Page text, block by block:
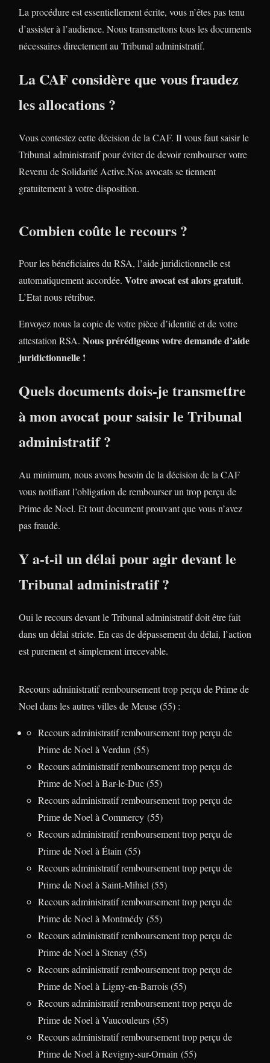
La procédure est essentiellement écrite, vous n’êtes pas tenu
d’assister à l’audience. Nous transmettons tous les documents
nécessaires directement au Tribunal administratif.
La CAF considère que vous fraudez
les allocations ?
Vous contestez cette décision de la CAF. Il vous faut saisir le
Tribunal administratif pour éviter de devoir rembourser votre
Revenu de Solidarité Active.Nos avocats se tiennent
gratuitement à votre disposition.
Combien coûte le recours ?
Pour les bénéficiaires du RSA, l’aide juridictionnelle est
automatiquement accordée. Votre avocat est alors gratuit.
L’Etat nous rétribue.
Envoyez nous la copie de votre pièce d’identité et de votre
attestation RSA. Nous prérédigeons votre demande d’aide
juridictionnelle !
Quels documents dois-je transmettre
à mon avocat pour saisir le Tribunal
administratif ?
Au minimum, nous avons besoin de la décision de la CAF
vous notifiant l’obligation de rembourser un trop perçu de
Prime de Noel. Et tout document prouvant que vous n’avez
pas fraudé.
Y a-t-il un délai pour agir devant le
Tribunal administratif ?
Oui le recours devant le Tribunal administratif doit être fait
dans un délai stricte. En cas de dépassement du délai, l’action
est purement et simplement irrecevable.
Recours administratif remboursement trop perçu de Prime de
Noel dans les autres villes de Meuse (55) :
Recours administratif remboursement trop perçu de
Prime de Noel à Verdun (55)
Recours administratif remboursement trop perçu de
Prime de Noel à Bar-le-Duc (55)
Recours administratif remboursement trop perçu de
Prime de Noel à Commercy (55)
Recours administratif remboursement trop perçu de
Prime de Noel à Étain (55)
Recours administratif remboursement trop perçu de
Prime de Noel à Saint-Mihiel (55)
Recours administratif remboursement trop perçu de
Prime de Noel à Montmédy (55)
Recours administratif remboursement trop perçu de
Prime de Noel à Stenay (55)
Recours administratif remboursement trop perçu de
Prime de Noel à Ligny-en-Barrois (55)
Recours administratif remboursement trop perçu de
Prime de Noel à Vaucouleurs (55)
Recours administratif remboursement trop perçu de
Prime de Noel à Revigny-sur-Ornain (55)